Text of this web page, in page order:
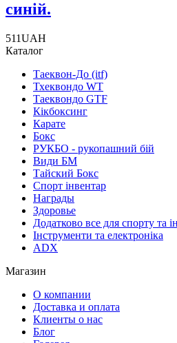
синій.
511UAH
Каталог
Таеквон-До (itf)
Тхеквондо WT
Таеквондо GTF
Кікбоксинг
Карате
Бокс
РУКБО - рукопашний бій
Види БМ
Тайский Бокс
Спорт інвентар
Награды
Здоровье
Додатково все для спорту та
Інструменти та електроніка
ADX
Магазин
О компании
Доставка и оплата
Клиенты о нас
Блог